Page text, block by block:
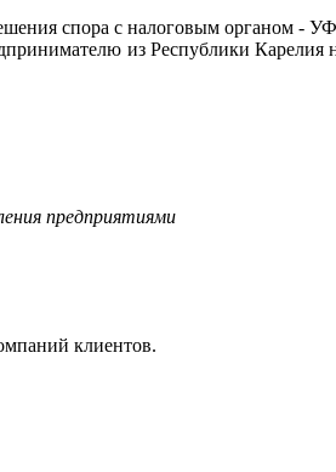
спора с налоговым органом -
из Республики Карелия
предприятиями
клиентов.